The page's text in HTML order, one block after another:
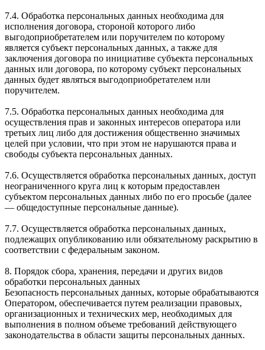
7.4. Обработка персональных данных необходима для
исполнения договора, стороной которого либо
выгодоприобретателем или поручителем по которому
является субъект персональных данных, а также для
заключения договора по инициативе субъекта персональных
данных или договора, по которому субъект персональных
данных будет являться выгодоприобретателем или
поручителем.
7.5. Обработка персональных данных необходима для
осуществления прав и законных интересов оператора или
третьих лиц либо для достижения общественно значимых
целей при условии, что при этом не нарушаются права и
свободы субъекта персональных данных.
7.6. Осуществляется обработка персональных данных, доступ
неограниченного круга лиц к которым предоставлен
субъектом персональных данных либо по его просьбе (далее
— общедоступные персональные данные).
7.7. Осуществляется обработка персональных данных,
подлежащих опубликованию или обязательному раскрытию в
соответствии с федеральным законом.
8. Порядок сбора, хранения, передачи и других видов
обработки персональных данных
Безопасность персональных данных, которые обрабатываются
Оператором, обеспечивается путем реализации правовых,
организационных и технических мер, необходимых для
выполнения в полном объеме требований действующего
законодательства в области защиты персональных данных.